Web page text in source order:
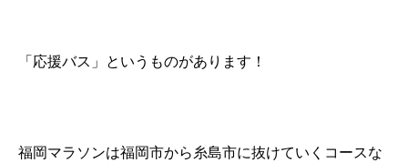
「応援バス」というものがあります！
福岡マラソンは福岡市から糸島市に抜けていくコースな